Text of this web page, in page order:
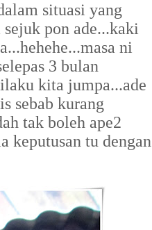
situasi yang
pon ade...kaki
ni
3 bulan
kita jumpa...ade
sebab kurang
tak boleh ape2
keputusan tu dengan